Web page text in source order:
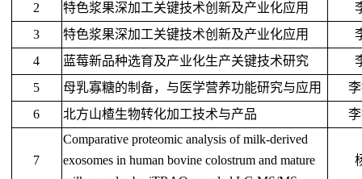
2 特色浆果深加工关键技术创新及产业化应用
3
特色浆果深加工关键技术创新及产业化应用
4
蓝莓新品种选育及产业化生产关键技术研究
5
母乳寡糖的制备，与医学营养功能研究与应用
6
北方山楂生物转化加工技术与产品
7
Comparative proteomic analysis of milk-derived
exosomes in human bovine colostrum and mature